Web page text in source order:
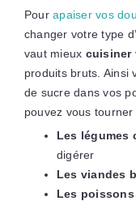
Pourapaiser vos
changer votre type
vaut mieux cuisiner
produits bruts. Ainsi
de sucre dans vos
pouvez vous tourner
Les légumes
digérer
Les viandes
Les poissons